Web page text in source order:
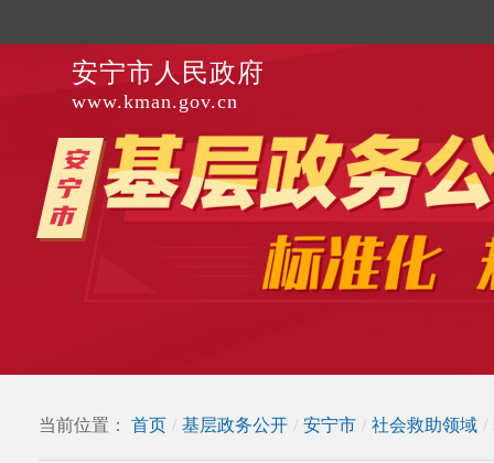
安宁市人民政府
www.kman.gov.cn
当前位置： 首页 / 基层政务公开 / 安宁市 / 社会救助领域 /